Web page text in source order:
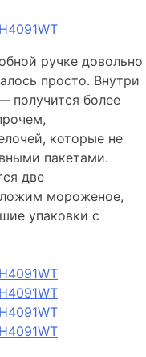
ручке довольно
просто. Внутри
получится более
которые не
пакетами.
две
мороженое,
упаковки с